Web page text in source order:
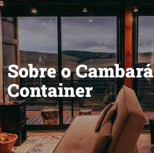
Sobre o Cambará
Container